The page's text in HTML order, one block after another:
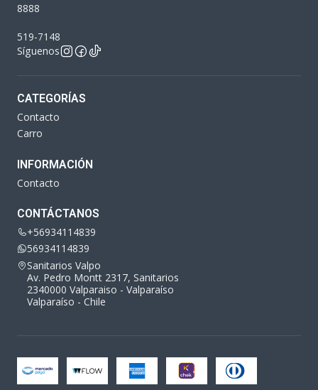
8888
519-7148
Síguenos
CATEGORÍAS
Contacto
Carro
INFORMACIÓN
Contacto
CONTÁCTANOS
+56934114839
56934114839
Sanitarios Valpo
Av. Pedro Montt 2317, Sanitarios
2340000 Valparaiso - Valparaíso
Valparaíso - Chile